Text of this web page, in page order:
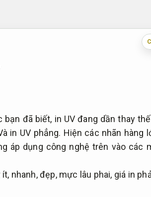
bạn đã biết, in UV đang dần thay
in UV phẳng. Hiện các nhãn hàng
áp dụng công nghệ trên vào các
nhanh, đẹp, mực lâu phai, giá in